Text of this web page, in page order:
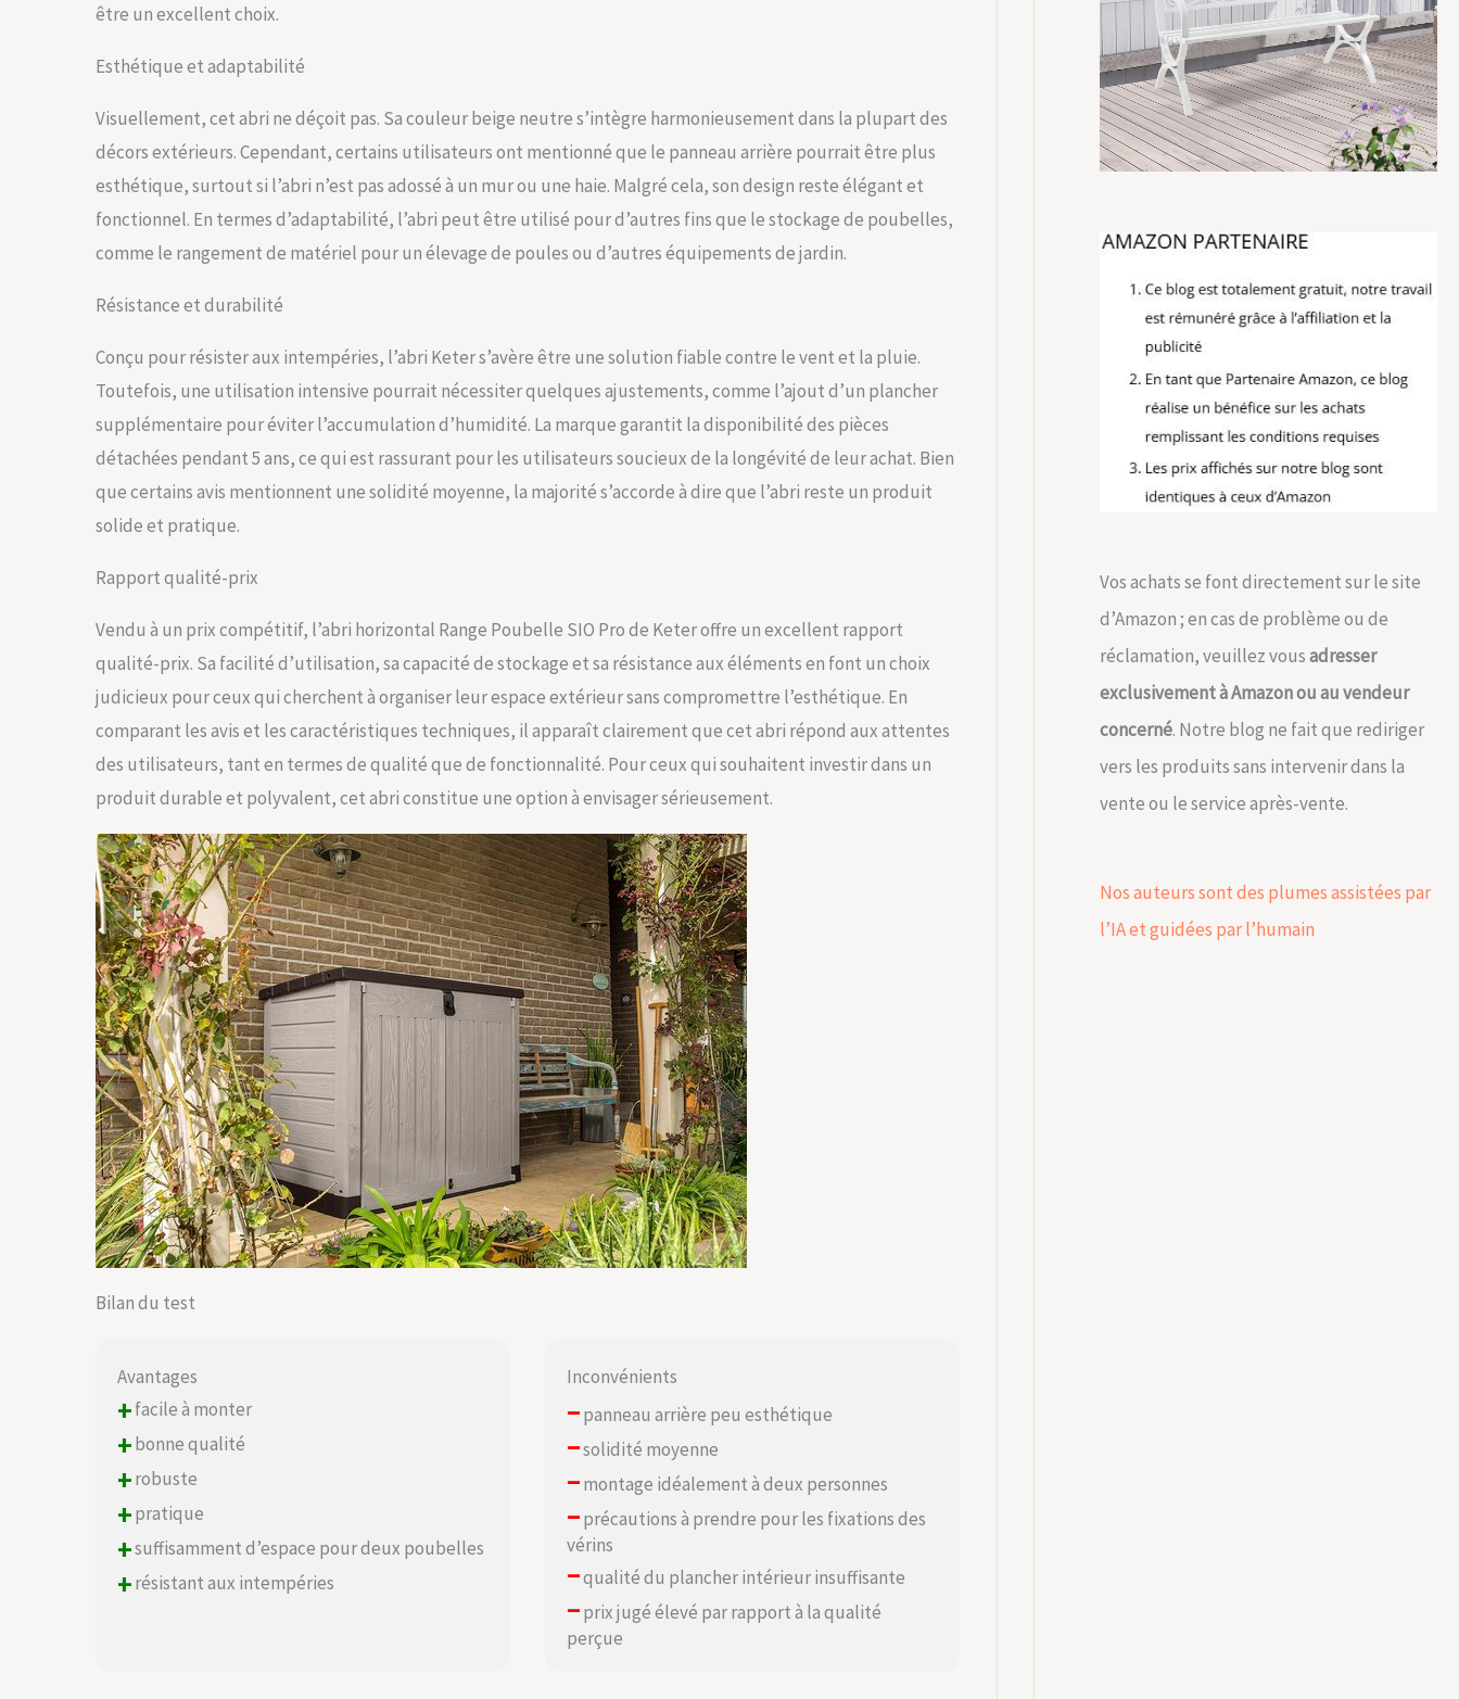
être un excellent choix.
Esthétique et adaptabilité
Visuellement, cet abri ne déçoit pas. Sa couleur beige neutre s’intègre harmonieusement dans la plupart des
décors extérieurs. Cependant, certains utilisateurs ont mentionné que le panneau arrière pourrait être plus
esthétique, surtout si l’abri n’est pas adossé à un mur ou une haie. Malgré cela, son design reste élégant et
fonctionnel. En termes d’adaptabilité, l’abri peut être utilisé pour d’autres fins que le stockage de poubelles,
comme le rangement de matériel pour un élevage de poules ou d’autres équipements de jardin.
Résistance et durabilité
Conçu pour résister aux intempéries, l’abri Keter s’avère être une solution fiable contre le vent et la pluie.
Toutefois, une utilisation intensive pourrait nécessiter quelques ajustements, comme l’ajout d’un plancher
supplémentaire pour éviter l’accumulation d’humidité. La marque garantit la disponibilité des pièces
détachées pendant 5 ans, ce qui est rassurant pour les utilisateurs soucieux de la longévité de leur achat. Bien
que certains avis mentionnent une solidité moyenne, la majorité s’accorde à dire que l’abri reste un produit
solide et pratique.
Rapport qualité-prix
Vendu à un prix compétitif, l’abri horizontal Range Poubelle SIO Pro de Keter offre un excellent rapport
qualité-prix. Sa facilité d’utilisation, sa capacité de stockage et sa résistance aux éléments en font un choix
judicieux pour ceux qui cherchent à organiser leur espace extérieur sans compromettre l’esthétique. En
comparant les avis et les caractéristiques techniques, il apparaît clairement que cet abri répond aux attentes
des utilisateurs, tant en termes de qualité que de fonctionnalité. Pour ceux qui souhaitent investir dans un
produit durable et polyvalent, cet abri constitue une option à envisager sérieusement.
Bilan du test
Avantages
+facile à monter
+bonne qualité
+robuste
+pratique
+suffisamment d’espace pour deux poubelles
+résistant aux intempéries
Inconvénients
–panneau arrière peu esthétique
–solidité moyenne
–montage idéalement à deux personnes
–précautions à prendre pour les fixations des
vérins
–qualité du plancher intérieur insuffisante
–prix jugé élevé par rapport à la qualité
perçue
Vos achats se font directement sur le site
d’Amazon ; en cas de problème ou de
réclamation, veuillez vousadresser
exclusivement à Amazon ou au vendeur
concerné. Notre blog ne fait que rediriger
vers les produits sans intervenir dans la
vente ou le service après-vente.
Nos auteurs sont des plumes assistées par
l’IA et guidées par l’humain